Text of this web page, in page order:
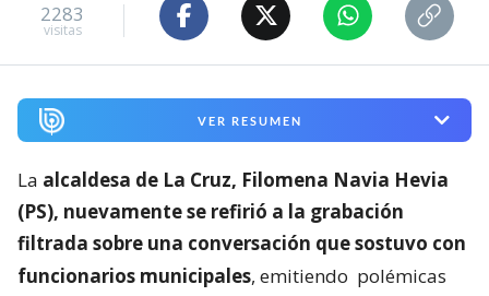
2283
visitas
VER RESUMEN
La alcaldesa de La Cruz, Filomena Navia Hevia
(PS), nuevamente se refirió a la grabación
filtrada sobre una conversación que sostuvo con
funcionarios municipales, emitiendo polémicas